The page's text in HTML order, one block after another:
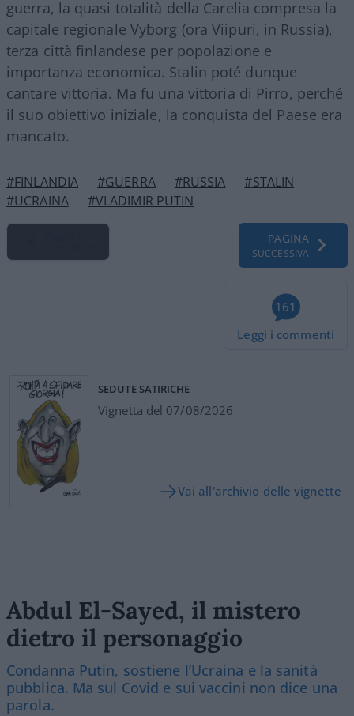
guerra, la quasi totalità della Carelia compresa la
capitale regionale Vyborg (ora Viipuri, in Russia),
terza città finlandese per popolazione e
importanza economica. Stalin poté dunque
cantare vittoria. Ma fu una vittoria di Pirro, perché
il suo obiettivo iniziale, la conquista del Paese era
mancato.
#FINLANDIA #GUERRA #RUSSIA
#STALIN
#UCRAINA
#VLADIMIR PUTIN
PAGINA
SUCCESSIVA
161
Leggi i commenti
SEDUTE SATIRICHE
Vignetta del 07/08/2026
Vai all'archivio delle vignette
Abdul El-Sayed, il mistero
dietro il personaggio
Condanna Putin, sostiene l’Ucraina e la sanità
pubblica. Ma sul Covid e sui vaccini non dice una
parola.